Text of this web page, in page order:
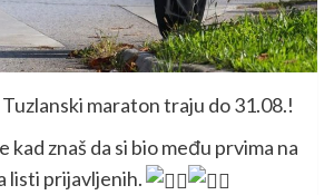
maraton traju do 31.08.!
kad znaš da si bio među prvima na
listi prijavljenih.